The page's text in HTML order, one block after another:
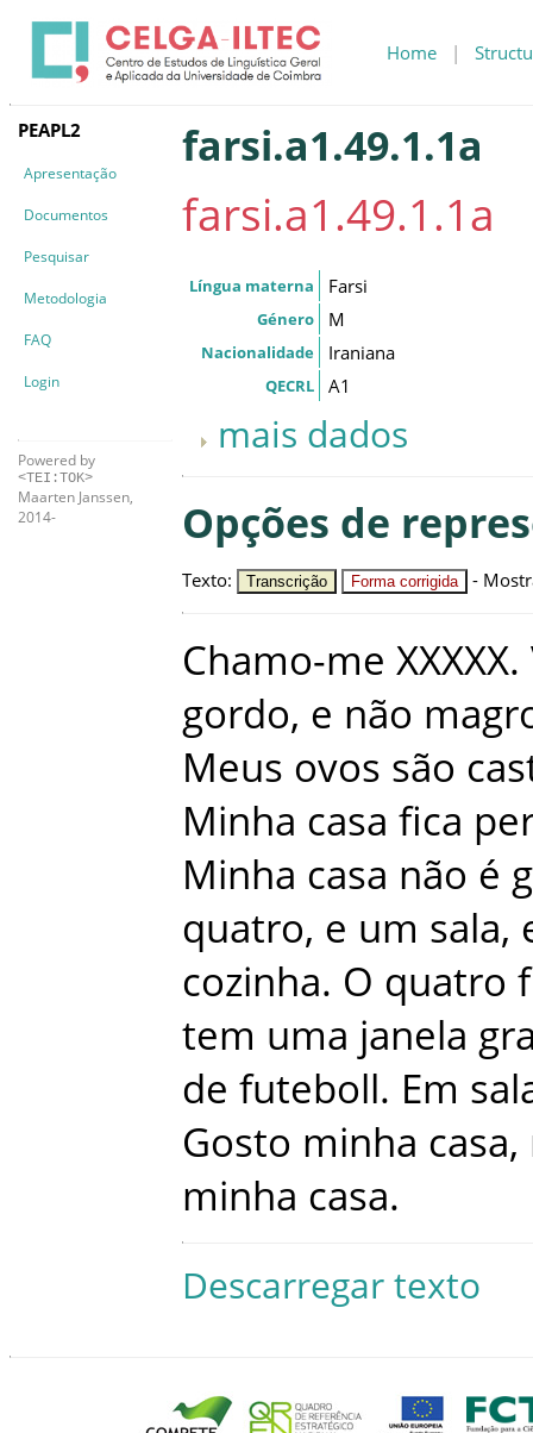
Home |
PEAPL2
Apresentação
Documentos
Pesquisar
Metodologia
FAQ
Login
Powered by
<TEI:TOK>
Maarten Janssen,
2014-
farsi.a1.49.1.1a
farsi.a1.49.1.1a
Língua materna Farsi
Género M
Nacionalidade Iraniana
QECRL A1
mais dados
Opções de
Texto: Transcrição Forma corrigida -
Chamo-me XXXXX.
gordo, e não
Meus ovos são
Minha casa fica
Minha casa não é
quatro, e um sala,
cozinha. O quatro
tem uma janela
de futeboll. Em
Gosto minha casa,
minha casa.
Descarregar texto